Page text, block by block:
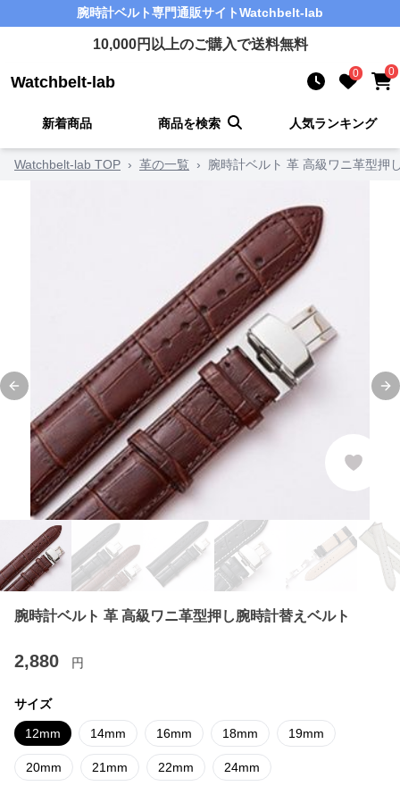
腕時計ベルト専門通販サイトWatchbelt-lab
10,000円以上のご購入で送料無料
Watchbelt-lab 0 0
新着商品 商品を検索 人気ランキング
Watchbelt-lab TOP › 革の一覧 › 腕時計ベルト 革 高級ワニ革型押
Previous slide
腕時計ベルト 革 高級ワニ革型押し腕時計替えベルト
2,880 円
サイズ
12mm 14mm 16mm 18mm 19mm
20mm 21mm 22mm 24mm